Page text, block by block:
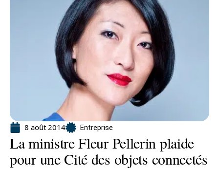
8 août 2014 Entreprise
La ministre Fleur Pellerin plaide
pour une Cité des objets connectés